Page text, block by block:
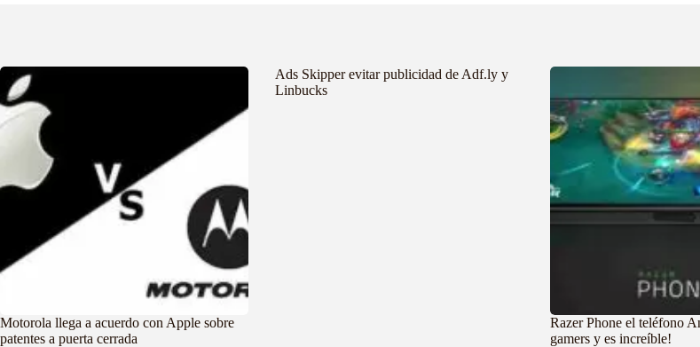
Motorola llega a acuerdo con Apple sobre
patentes a puerta cerrada
Ads Skipper evitar publicidad de Adf.ly y
Linbucks
Razer Phone el teléfono
gamers y es increíble!